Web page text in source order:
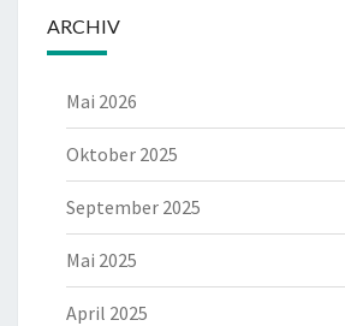
ARCHIV
Mai 2026
Oktober 2025
September 2025
Mai 2025
April 2025